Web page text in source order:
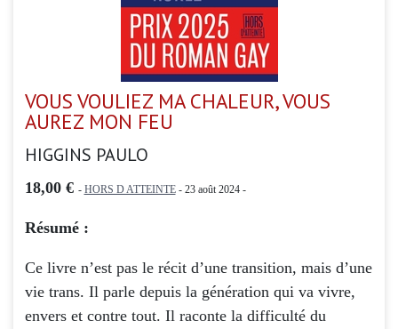
VOUS VOULIEZ MA CHALEUR, VOUS
AUREZ MON FEU
HIGGINS PAULO
18,00 € - HORS D ATTEINTE- 23 août 2024 -
Résumé :
Ce livre n’est pas le récit d’une transition, mais d’une
vie trans. Il parle depuis la génération qui va vivre,
envers et contre tout. Il raconte la difficulté du